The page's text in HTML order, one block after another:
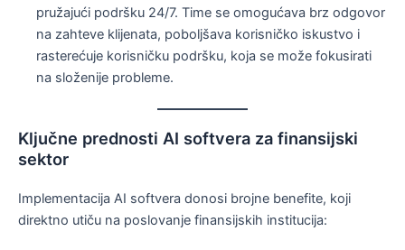
pružajući podršku 24/7. Time se omogućava brz odgovor
na zahteve klijenata, poboljšava korisničko iskustvo i
rasterećuje korisničku podršku, koja se može fokusirati
na složenije probleme.
Ključne prednosti AI softvera za finansijski
sektor
Implementacija AI softvera donosi brojne benefite, koji
direktno utiču na poslovanje finansijskih institucija: